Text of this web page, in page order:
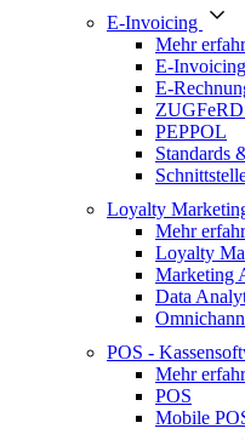
E-Invoicing
Mehr
E-
E-
PEPPOL
Standards
Loyalty
Mehr
Loyalty
Marketing
Data
POS -
Mehr
POS
Mobile